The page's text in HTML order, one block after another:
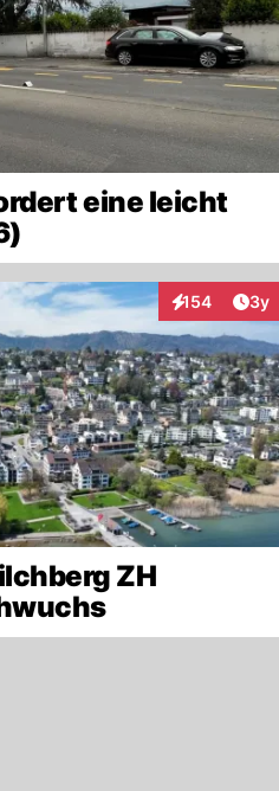
eine leicht
154
Interaktionen
3y
ZH